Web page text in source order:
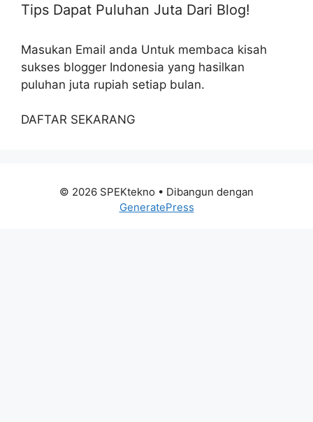
Tips Dapat Puluhan Juta Dari Blog!
Masukan Email anda Untuk membaca kisah
sukses blogger Indonesia yang hasilkan
puluhan juta rupiah setiap bulan.
DAFTAR SEKARANG
© 2026 SPEKtekno • Dibangun dengan
GeneratePress